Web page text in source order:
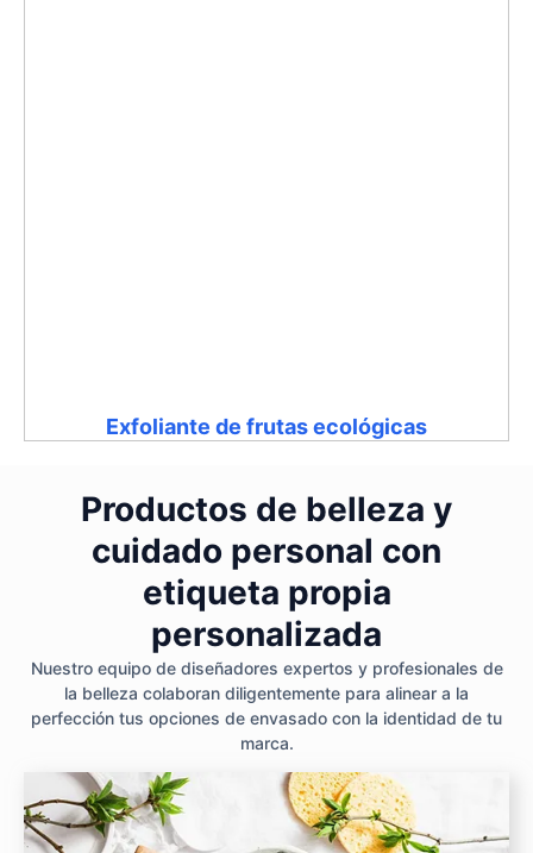
Exfoliante de frutas ecológicas
Productos de belleza y
cuidado personal con
etiqueta propia
personalizada
Nuestro equipo de diseñadores expertos y profesionales de
la belleza colaboran diligentemente para alinear a la
perfección tus opciones de envasado con la identidad de tu
marca.